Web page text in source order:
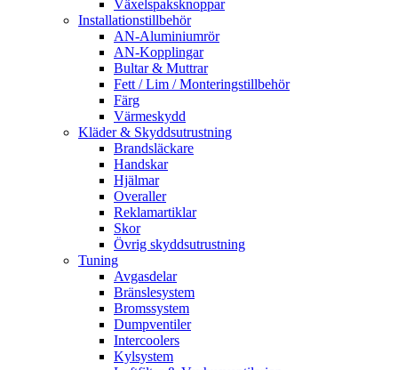
Växelspaksknoppar
Installationstillbehör
AN-Aluminiumrör
AN-Kopplingar
Bultar & Muttrar
Fett / Lim / Monteringstillbehör
Färg
Värmeskydd
Kläder & Skyddsutrustning
Brandsläckare
Handskar
Hjälmar
Overaller
Reklamartiklar
Skor
Övrig skyddsutrustning
Tuning
Avgasdelar
Bränslesystem
Bromssystem
Dumpventiler
Intercoolers
Kylsystem